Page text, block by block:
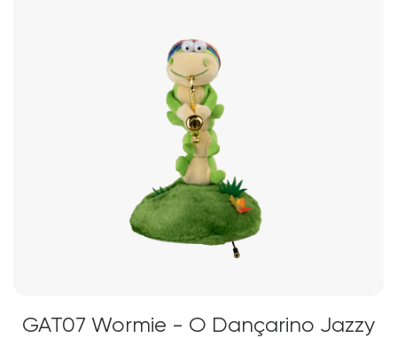
GAT07 Wormie - O Dançarino Jazzy